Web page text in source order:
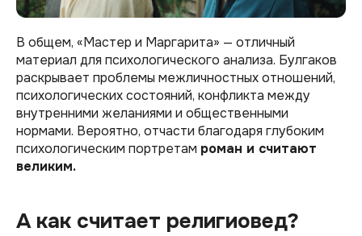
В общем, «Мастер и Маргарита» — отличный
материал для психологического анализа. Булгаков
раскрывает проблемы межличностных отношений,
психологических состояний, конфликта между
внутренними желаниями и общественными
нормами. Вероятно, отчасти благодаря глубоким
психологическим портретам роман и считают
великим.
А как считает религиовед?